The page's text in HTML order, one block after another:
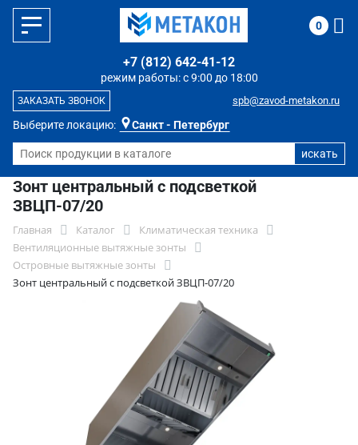
Выберите локацию: Санкт - Петербург
режим работы: с 9:00 до 18:00
+7 (812) 642-41-12
spb@zavod-metakon.ru
ЗАКАЗАТЬ ЗВОНОК
0
Зонт центральный с подсветкой
ЗВЦП-07/20
Главная Каталог
Климатическая техника
Вентиляционные вытяжные зонты
Островные вытяжные зонты
Зонт центральный с подсветкой ЗВЦП-07/20